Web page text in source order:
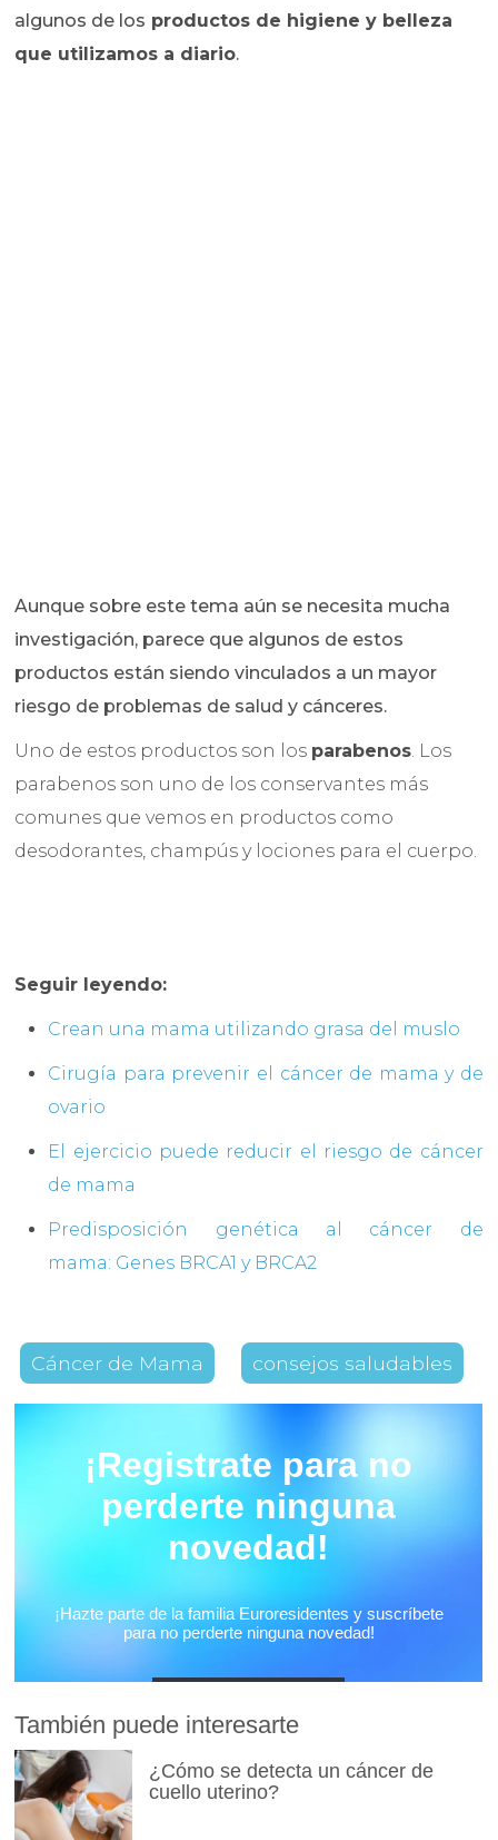
algunos de los productos de higiene y belleza
que utilizamos a diario.
Aunque sobre este tema aún se necesita mucha
investigación, parece que algunos de estos
productos están siendo vinculados a un mayor
riesgo de problemas de salud y cánceres.
Uno de estos productos son los parabenos. Los
parabenos son uno de los conservantes más
comunes que vemos en productos como
desodorantes, champús y lociones para el cuerpo.
Seguir leyendo:
Crean una mama utilizando grasa del muslo
Cirugía para prevenir el cáncer de mama y de
ovario
El ejercicio puede reducir el riesgo de cáncer
de mama
Predisposición genética al cáncer de
mama: Genes BRCA1 y BRCA2
Cáncer de Mama consejos saludables
También puede interesarte
¿Cómo se detecta un cáncer de
cuello uterino?